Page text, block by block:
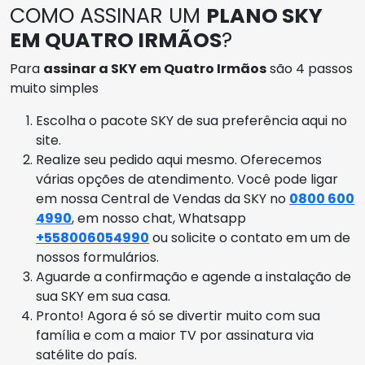
COMO ASSINAR UM PLANO SKY
EM QUATRO IRMÃOS?
Para assinar a SKY em Quatro Irmãossão 4 passos
muito simples
Escolha o pacote SKY de sua preferência aqui no
site.
Realize seu pedido aqui mesmo. Oferecemos
várias opções de atendimento. Você pode ligar
em nossa Central de Vendas da SKY no 0800 600
4990, em nosso chat, Whatsapp
+558006054990 ou solicite o contato em um de
nossos formulários.
Aguarde a confirmação e agende a instalação de
sua SKY em sua casa.
Pronto! Agora é só se divertir muito com sua
família e com a maior TV por assinatura via
satélite do país.